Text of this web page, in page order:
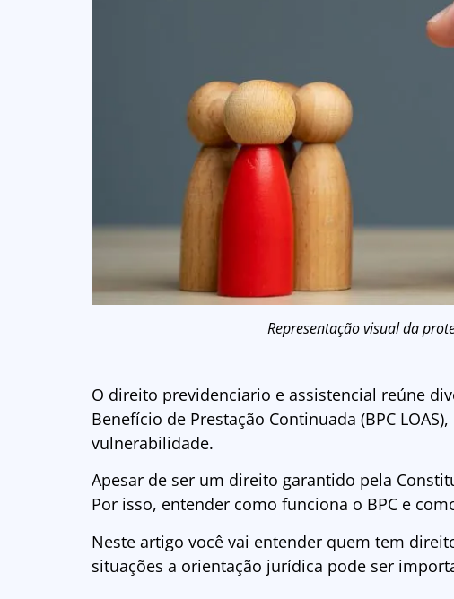
Representação visual da
O direito previdenciario e assistencial reúne
Benefício de Prestação Continuada (BPC
vulnerabilidade.
Apesar de ser um direito garantido pela
Por isso, entender como funciona o BPC e
Neste artigo você vai entender quem tem
situações a orientação jurídica pode ser